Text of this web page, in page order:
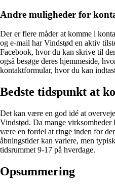
Andre muligheder for
Der er flere måder at komme i
og e-mail har Vindstød en aktiv
Facebook, hvor du kan skrive til
også besøge deres hjemmeside,
kontaktformular, hvor du kan
Bedste tidspunkt at
Det kan være en god idé at
Vindstød. Da mange virksomheder
være en fordel at ringe inden for
åbningstider kan variere, men
tidsrummet 9-17 på hverdage.
Opsummering